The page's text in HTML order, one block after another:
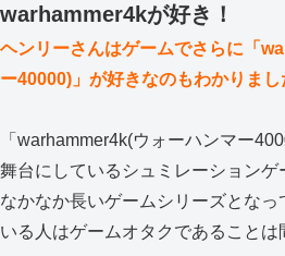
warhammer4kが好き！
ヘンリーさんはゲームでさらに「
ー40000)」が好きなのもわかりまし
「warhammer4k(ウォーハンマー
舞台にしているシュミレーションゲ
なかなか長いゲームシリーズとな
いる人はゲームオタクであることは